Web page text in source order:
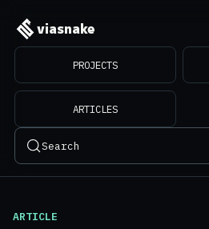
viasnake
PROJECTS
ARTICLES
Search
ARTICLE